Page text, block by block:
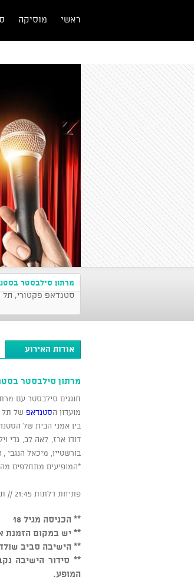
ראשי מוסיקה
מרתון סילבסטר
סטנדאפ פקטורי, תל אביב-יפו 31/
אודות האירוע
מרתון סילבסטר
חוגגים סילבסטר עם
מועדון הסטנדאפ של תל
בין אמני הבית של
דודו ארז, לאה לב, גדי
בורשטיין, מיכאל הנגבי ,
*המופיעים מתחלפים
פתיחת דלתות 21:45 // תחילת מופע 22:30.
** הכניסה מגיל 18
** יש במקום הזמנת
** הישיבה סביב
המופע.